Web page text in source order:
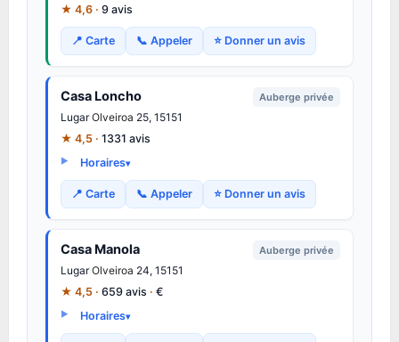
★ 4,6 · 9 avis
📍 Carte 📞 Appeler ⭐ Donner un avis
Casa Loncho Auberge privée
LugarOlveiroa 25, 15151
★ 4,5 · 1331 avis
Horaires
📍 Carte 📞 Appeler ⭐ Donner un avis
Casa Manola Auberge privée
LugarOlveiroa 24, 15151
★ 4,5 · 659 avis · €
Horaires